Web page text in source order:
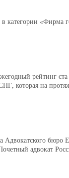
категории «Фирма
рейтинг
которая на
Адвокатского
адвокат